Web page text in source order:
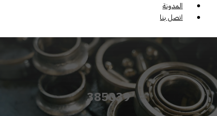
المدونة
اتصل بنا
385039